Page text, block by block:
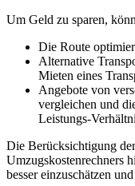
Um Geld zu sparen,
Die Route
Alternative
Mieten eines
Angebote von
vergleichen und
Leistungs-
Die Berücksichtigung
Umzugskostenrechners
besser einzuschätzen